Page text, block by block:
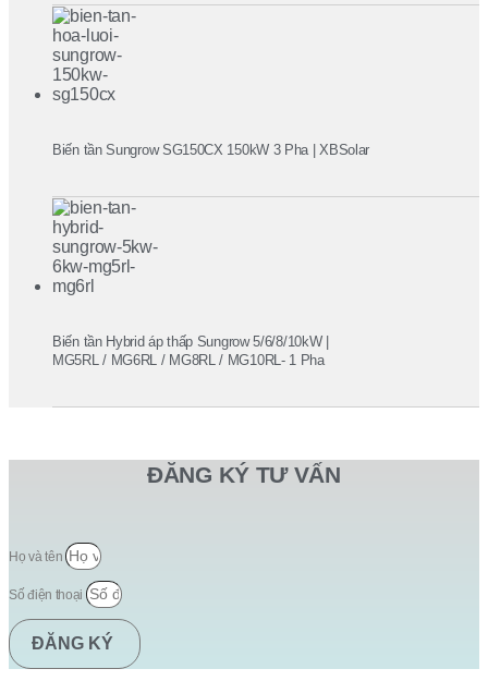
Biến tần Sungrow SG150CX 150kW 3 Pha | XBSolar
Biến tần Hybrid áp thấp Sungrow 5/6/8/10kW |
MG5RL / MG6RL / MG8RL / MG10RL- 1 Pha
ĐĂNG KÝ TƯ VẤN
Họ và tên
Số điện thoại
ĐĂNG KÝ